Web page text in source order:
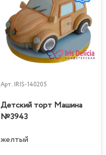
Арт. IRIS-140205
Детский торт Машина
№3943
желтый